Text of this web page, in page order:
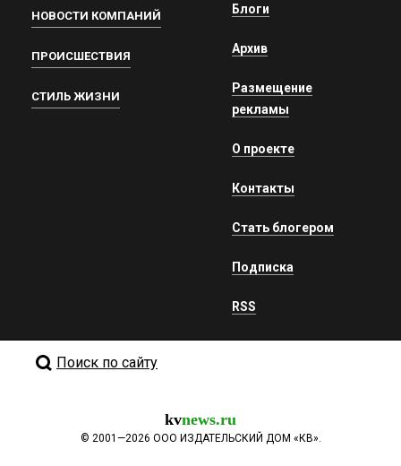
НОВОСТИ КОМПАНИЙ
ПРОИСШЕСТВИЯ
СТИЛЬ ЖИЗНИ
Блоги
Архив
Размещение
рекламы
О проекте
Контакты
Стать блогером
Подписка
RSS
Поиск по сайту
kvnews.ru
© 2001—2026 ООО ИЗДАТЕЛЬСКИЙ ДОМ «КВ».